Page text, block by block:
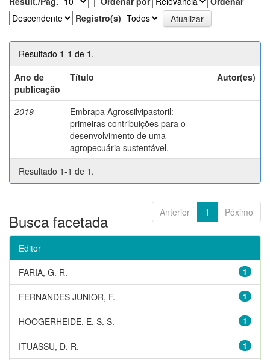
Registro(s)
Resultado 1-1 de 1.
Ano de
publicação
Título Autor(es)
2019
Embrapa Agrossilvipastoril:
primeiras contribuições para o
desenvolvimento de uma
agropecuária sustentável.
-
Resultado 1-1 de 1.
Anterior 1 Póximo
Busca facetada
Editor
1
FARIA, G. R.
1
FERNANDES JUNIOR, F.
1
HOOGERHEIDE, E. S. S.
1
ITUASSU, D. R.